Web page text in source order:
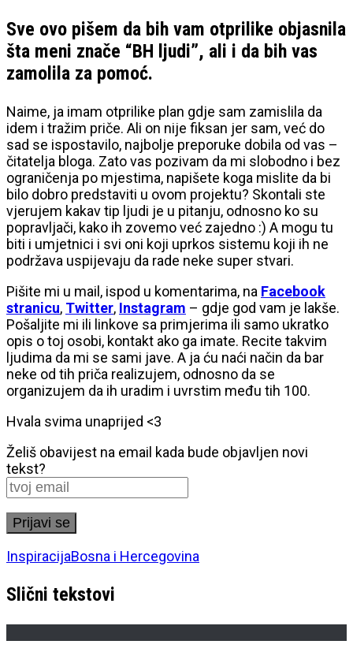
Sve ovo pišem da bih vam otprilike objasnila
šta meni znače “BH ljudi”, ali i da bih vas
zamolila za pomoć.
Naime, ja imam otprilike plan gdje sam zamislila da
idem i tražim priče. Ali on nije fiksan jer sam, već do
sad se ispostavilo, najbolje preporuke dobila od vas –
čitatelja bloga. Zato vas pozivam da mi slobodno i bez
ograničenja po mjestima, napišete koga mislite da bi
bilo dobro predstaviti u ovom projektu? Skontali ste
vjerujem kakav tip ljudi je u pitanju, odnosno ko su
popravljači, kako ih zovemo već zajedno :) A mogu tu
biti i umjetnici i svi oni koji uprkos sistemu koji ih ne
podržava uspijevaju da rade neke super stvari.
Pišite mi u mail, ispod u komentarima, na Facebook
stranicu, Twitter, Instagram – gdje god vam je lakše.
Pošaljite mi ili linkove sa primjerima ili samo ukratko
opis o toj osobi, kontakt ako ga imate. Recite takvim
ljudima da mi se sami jave. A ja ću naći način da bar
neke od tih priča realizujem, odnosno da se
organizujem da ih uradim i uvrstim među tih 100.
Hvala svima unaprijed <3
Želiš obavijest na email kada bude objavljen novi
tekst?
InspiracijaBosna i Hercegovina
Slični tekstovi